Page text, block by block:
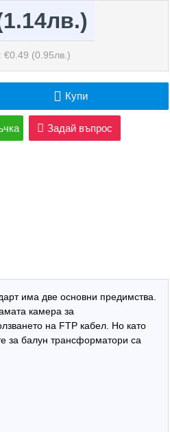
€0.49 (0.95лв.)
Купи
Задай въпрос
има две основни предимства.
камера за
на FTP кабел. Но като
за балун трансформатори са